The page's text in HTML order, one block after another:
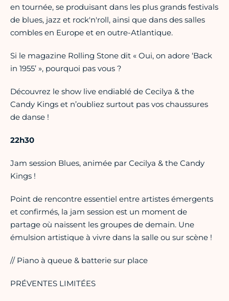
en tournée, se produisant dans les plus grands festivals
de blues, jazz et rock'n'roll, ainsi que dans des salles
combles en Europe et en outre-Atlantique.
Si le magazine Rolling Stone dit « Oui, on adore ‘Back
in 1955’ », pourquoi pas vous ?
Découvrez le show live endiablé de Cecilya & the
Candy Kings et n’oubliez surtout pas vos chaussures
de danse !
22h30
Jam session Blues, animée par Cecilya & the Candy
Kings !
Point de rencontre essentiel entre artistes émergents
et confirmés, la jam session est un moment de
partage où naissent les groupes de demain. Une
émulsion artistique à vivre dans la salle ou sur scène !
// Piano à queue & batterie sur place
PRÉVENTES LIMITÉES